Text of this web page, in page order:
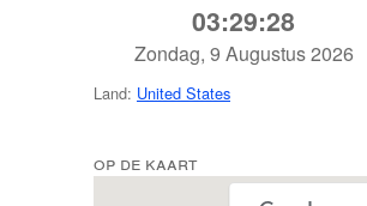
03:29:28
Zondag, 9 Augustus 2026
Land: United States
op de kaart